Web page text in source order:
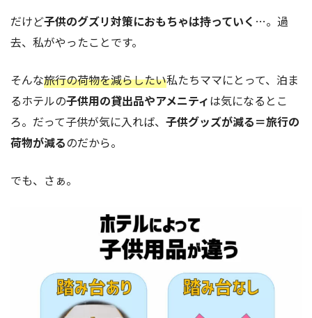
だけど子供のグズリ対策におもちゃは持っていく …。過
去、私がやったことです。
そんな旅行の荷物を減らしたい私たちママにとって、泊ま
るホテルの子供用の貸出品やアメニティは気になるとこ
ろ。だって子供が気に入れば、 子供グッズが減る＝旅行の
荷物が減るのだから。
でも、さぁ。